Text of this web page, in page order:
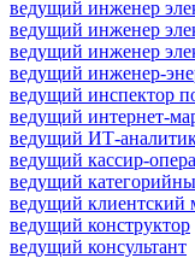
ведущий инженер
ведущий инженер
ведущий инженер
ведущий инженер-
ведущий инспектор
ведущий интернет-
ведущий ИТ-
ведущий кассир-
ведущий
ведущий клиентский
ведущий конструктор
ведущий консультант